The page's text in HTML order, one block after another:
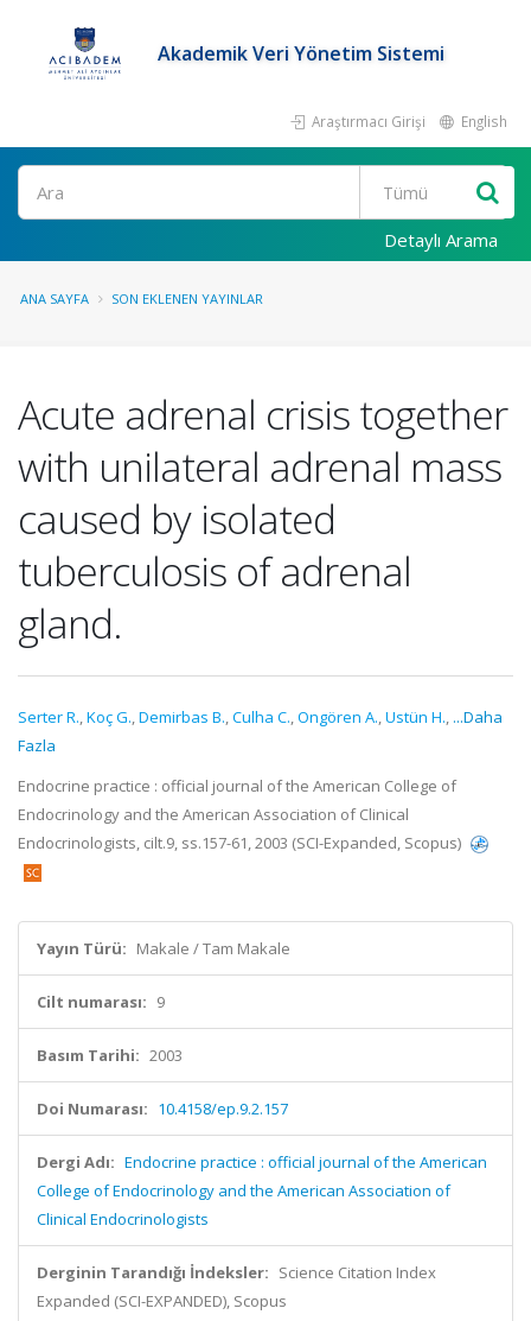
Akademik Veri Yönetim Sistemi
Araştırmacı Girişi English
Ara
Detaylı Arama
ANA SAYFA SON EKLENEN YAYINLAR
Acute adrenal crisis together
with unilateral adrenal mass
caused by isolated
tuberculosis of adrenal
gland.
Serter R.,Koç G.,Demirbas B.,Culha C.,Ongören A.,Ustün H., ...Daha
Fazla
Endocrine practice : official journal of the American College of
Endocrinology and the American Association of Clinical
Endocrinologists, cilt.9, ss.157-61, 2003 (SCI-Expanded, Scopus)
Yayın Türü: Makale / Tam Makale
Cilt numarası: 9
Basım Tarihi: 2003
Doi Numarası: 10.4158/ep.9.2.157
Dergi Adı: Endocrine practice : official journal of the American
College of Endocrinology and the American Association of
Clinical Endocrinologists
Derginin Tarandığı İndeksler: Science Citation Index
Expanded (SCI-EXPANDED), Scopus